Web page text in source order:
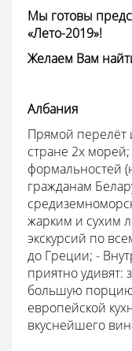
Мы готовы
«Лето-2019»!
Желаем Вам
Албания
Прямой перелёт
стране 2х
формальностей
гражданам
жарким и сухим
экскурсий по
до Греции; -
приятно удивят:
большую
европейской
вкуснейшего